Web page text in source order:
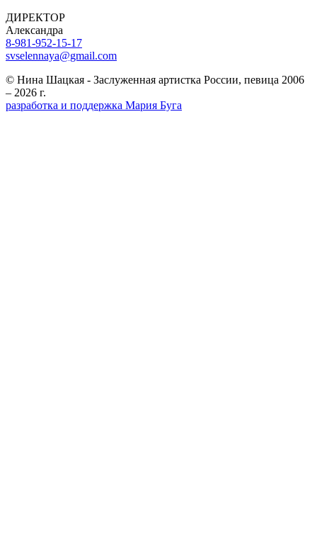
ДИРЕКТОР
Александра
8-981-952-15-17
svselennaya@gmail.com
© Нина Шацкая - Заслуженная артистка России, певица 2006
– 2026 г.
разработка и поддержка Мария Буга